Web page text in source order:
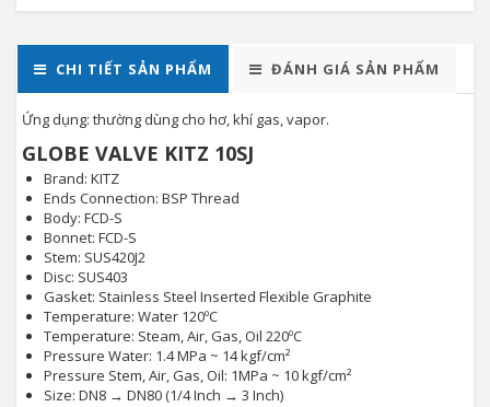
CHI TIẾT SẢN PHẨM ĐÁNH GIÁ SẢN PHẨM
Ứng dụng: thường dùng cho hơ, khí gas, vapor.
GLOBE VALVE KITZ 10SJ
Brand: KITZ
Ends Connection: BSP Thread
Body: FCD-S
Bonnet: FCD-S
Stem: SUS420J2
Disc: SUS403
Gasket: Stainless Steel Inserted Flexible Graphite
Temperature: Water 120ºC
Temperature: Steam, Air, Gas, Oil 220ºC
Pressure Water: 1.4 MPa ~ 14 kgf/cm²
Pressure Stem, Air, Gas, Oil: 1MPa ~ 10 kgf/cm²
Size: DN8 → DN80 (1/4 Inch → 3 Inch)